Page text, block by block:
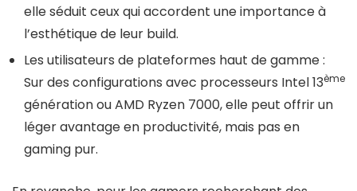
elle séduit ceux qui accordent une importance à
l’esthétique de leur build.
Les utilisateurs de plateformes haut de gamme :
Sur des configurations avec processeurs Intel 13ème
génération ou AMD Ryzen 7000, elle peut offrir un
léger avantage en productivité, mais pas en
gaming pur.